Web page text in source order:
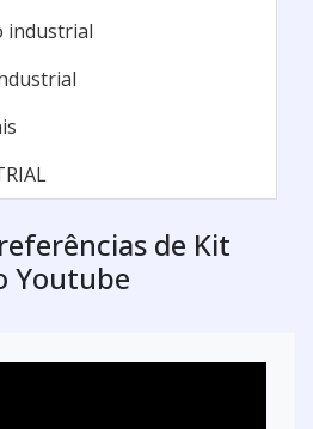
industrial
de Kit
Youtube